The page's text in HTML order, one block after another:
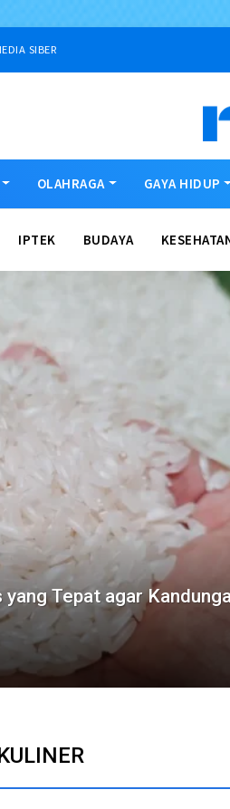
SIBER
OLAHRAGA GAYA HIDUP
IPTEK BUDAYA
Tepat agar